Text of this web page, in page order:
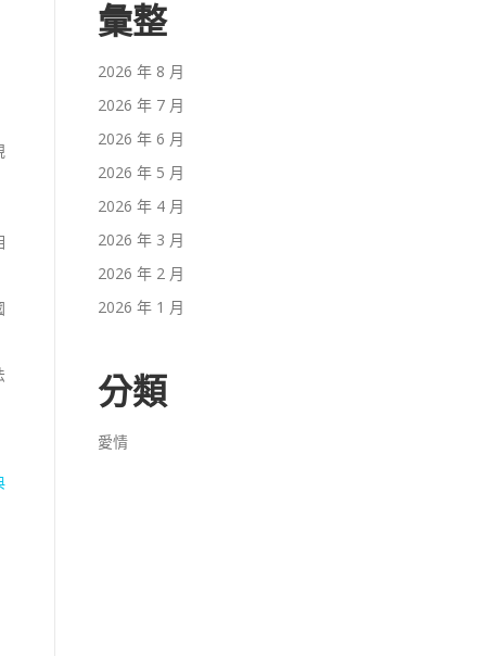
彙整
2026 年 8 月
2026 年 7 月
2026 年 6 月
2026 年 5 月
2026 年 4 月
2026 年 3 月
2026 年 2 月
2026 年 1 月
分類
愛情